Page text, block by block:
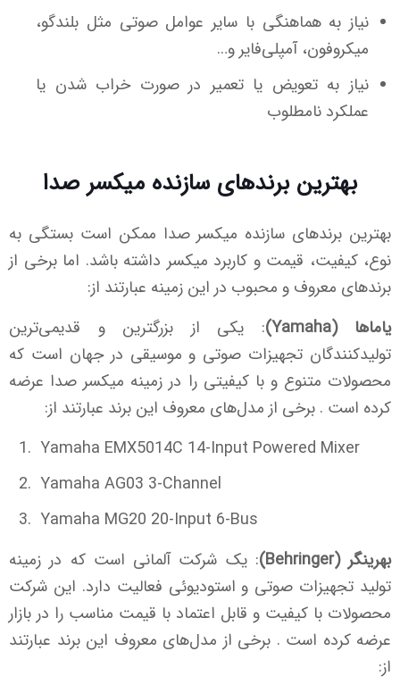
نیاز به هماهنگی با سایر عوامل صوتی مثل بلندگو،
میکروفون، آمپلی‌فایر و…
نیاز به تعویض یا تعمیر در صورت خراب شدن یا
عملکرد نامطلوب
بهترین برندهای سازنده میکسر صدا
بهترین برندهای سازنده میکسر صدا ممکن است بستگی به
نوع، کیفیت، قیمت و کاربرد میکسر داشته باشد. اما برخی از
برندهای معروف و محبوب در این زمینه عبارتند از:
یاماها (Yamaha)
: یکی از بزرگترین و قدیمی‌ترین
تولیدکنندگان تجهیزات صوتی و موسیقی در جهان است که
محصولات متنوع و با کیفیتی را در زمینه میکسر صدا عرضه
کرده است . برخی از مدل‌های معروف این برند عبارتند از:
Yamaha EMX5014C 14-Input Powered Mixer
Yamaha AG03 3-Channel
Yamaha MG20 20-Input 6-Bus
بهرینگر (Behringer)
: یک شرکت آلمانی است که در زمینه
تولید تجهیزات صوتی و استودیوئی فعالیت دارد. این شرکت
محصولات با کیفیت و قابل اعتماد با قیمت مناسب را در بازار
عرضه کرده است . برخی از مدل‌های معروف این برند عبارتند
از: